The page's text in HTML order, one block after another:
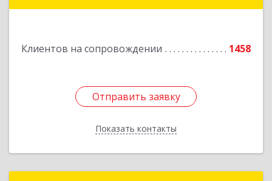
Клиентов на сопровождении 1458
Отправить заявку
Показать контакты
Подробнее
Отправить заявку
Назад